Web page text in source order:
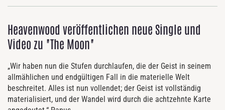
Heavenwood veröffentlichen neue Single und
Video zu "The Moon"
„Wir haben nun die Stufen durchlaufen, die der Geist in seinem
allmählichen und endgültigen Fall in die materielle Welt
beschreitet. Alles ist nun vollendet; der Geist ist vollständig
materialisiert, und der Wandel wird durch die achtzehnte Karte